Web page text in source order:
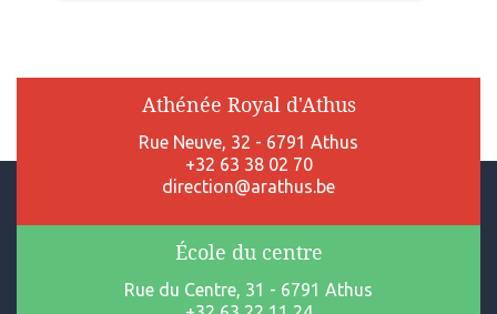
Athénée Royal d'Athus
Rue Neuve, 32 - 6791 Athus
+32 63 38 02 70
direction@arathus.be
École du centre
Rue du Centre, 31 - 6791 Athus